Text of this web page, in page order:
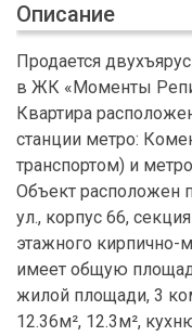
Описание
Продается
в ЖК «Моменты
Квартира
станции метро:
транспортом) и
Объект расположен
ул., корпус 66,
этажного кирпично-
имеет общую
жилой площади, 3
12.36м², 12.3м²,